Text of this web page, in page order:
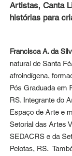
Artistas, Canta
histórias para
Francisca A. da
natural de Santa
afroindígena,
Pós Graduada em
RS. Integrante do
Espaço de Arte e
Setorial das Artes
SEDACRS e da
Pelotas, RS.